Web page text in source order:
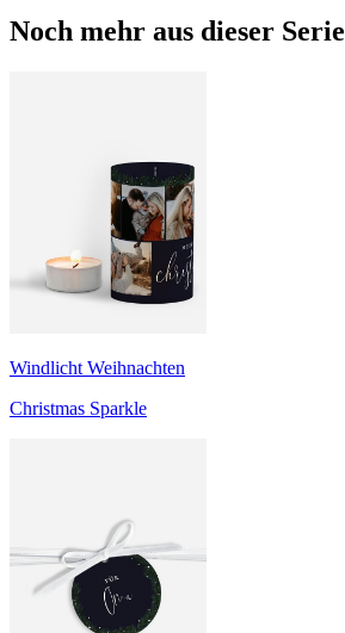
Noch mehr aus dieser Serie
Windlicht Weihnachten
Christmas Sparkle